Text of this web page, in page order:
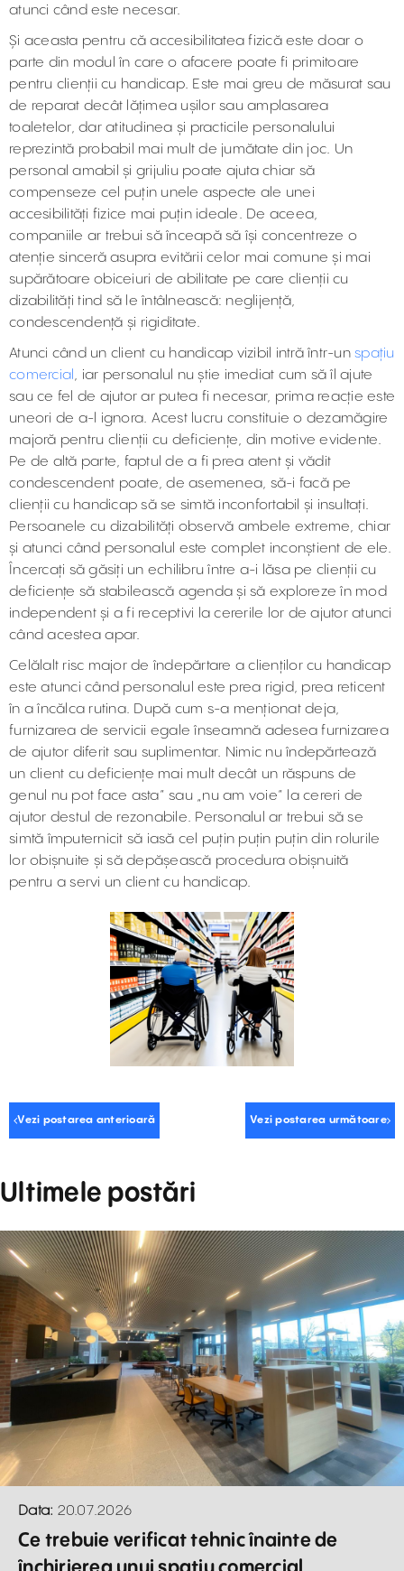
atunci când este necesar.
Și aceasta pentru că accesibilitatea fizică este doar o
parte din modul în care o afacere poate fi primitoare
pentru clienții cu handicap. Este mai greu de măsurat sau
de reparat decât lățimea ușilor sau amplasarea
toaletelor, dar atitudinea și practicile personalului
reprezintă probabil mai mult de jumătate din joc. Un
personal amabil și grijuliu poate ajuta chiar să
compenseze cel puțin unele aspecte ale unei
accesibilități fizice mai puțin ideale. De aceea,
companiile ar trebui să înceapă să își concentreze o
atenție sinceră asupra evitării celor mai comune și mai
supărătoare obiceiuri de abilitate pe care clienții cu
dizabilități tind să le întâlnească: neglijență,
condescendență și rigiditate.
Atunci când un client cu handicap vizibil intră într-un spațiu
comercial, iar personalul nu știe imediat cum să îl ajute
sau ce fel de ajutor ar putea fi necesar, prima reacție este
uneori de a-l ignora. Acest lucru constituie o dezamăgire
majoră pentru clienții cu deficiențe, din motive evidente.
Pe de altă parte, faptul de a fi prea atent și vădit
condescendent poate, de asemenea, să-i facă pe
clienții cu handicap să se simtă inconfortabil și insultați.
Persoanele cu dizabilități observă ambele extreme, chiar
și atunci când personalul este complet inconștient de ele.
Încercați să găsiți un echilibru între a-i lăsa pe clienții cu
deficiențe să stabilească agenda și să exploreze în mod
independent și a fi receptivi la cererile lor de ajutor atunci
când acestea apar.
Celălalt risc major de îndepărtare a clienților cu handicap
este atunci când personalul este prea rigid, prea reticent
în a încălca rutina. După cum s-a menționat deja,
furnizarea de servicii egale înseamnă adesea furnizarea
de ajutor diferit sau suplimentar. Nimic nu îndepărtează
un client cu deficiențe mai mult decât un răspuns de
genul nu pot face asta” sau „nu am voie” la cereri de
ajutor destul de rezonabile. Personalul ar trebui să se
simtă împuternicit să iasă cel puțin puțin puțin din rolurile
lor obișnuite și să depășească procedura obișnuită
pentru a servi un client cu handicap.
Vezi postarea anterioară Vezi postarea următoare
Ultimele postări
Data: 20.07.2026
Ce trebuie verificat tehnic înainte de